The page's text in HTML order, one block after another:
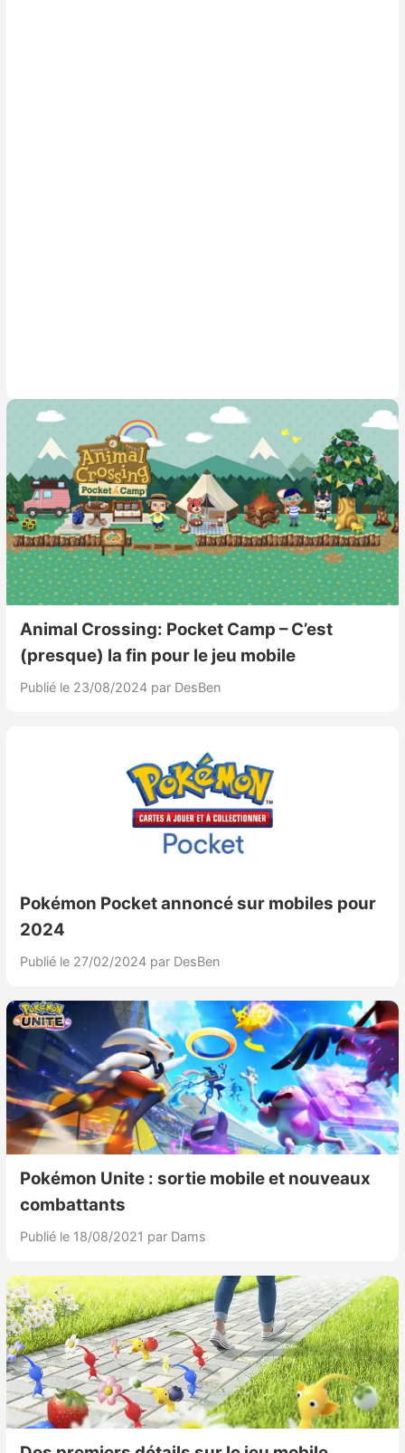
Animal Crossing: Pocket Camp – C’est
(presque) la fin pour le jeu mobile
Publié le 23/08/2024 par DesBen
Pokémon Pocket annoncé sur mobiles pour
2024
Publié le 27/02/2024 par DesBen
Pokémon Unite : sortie mobile et nouveaux
combattants
Publié le 18/08/2021 par Dams